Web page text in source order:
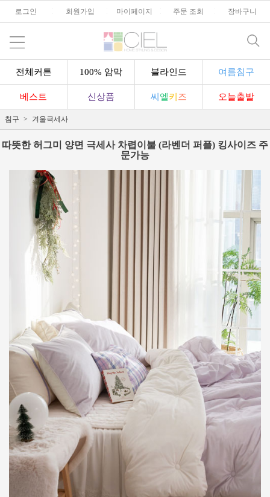
로그인 회원가입 마이페이지 주문 조회 장바구니
전체커튼 100% 암막 블라인드 여름침구
베스트 신상품 씨 엘키 즈 오늘출발
침구 겨울극세사
따뜻한 허그미 양면 극세사 차렵이불 (라벤더 퍼플) 킹사이즈 주
문가능